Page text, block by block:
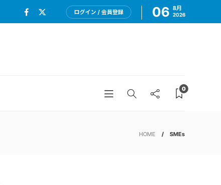
ログイン / 会員登録 06 8月
2026
0
HOME SMEs